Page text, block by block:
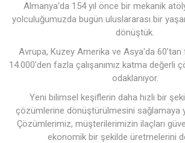
Almanya'da 154 yıl önce bir mekanik
yolculuğumuzda bugün uluslararası bir
dönüştük.
Avrupa, Kuzey Amerika ve Asya'da
14.000'den fazla çalışanımız katma değerli
odaklanıyor.
Yeni bilimsel keşiflerin daha hızlı bir
çözümlerine dönüştürülmesini sağlamaya
Çözümlerimiz, müşterilerimizin ilaçları
ekonomik bir şekilde üretmelerini